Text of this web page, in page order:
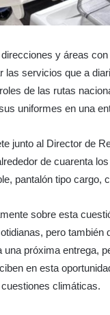
y áreas
servicios que a
de las rutas
uniformes en una
junto al Director de
de cuarenta
pantalón tipo cargo,
sobre esta
pero también
próxima entrega,
en esta
climáticas.